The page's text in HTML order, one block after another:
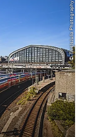
© ThisIsJulia Photography